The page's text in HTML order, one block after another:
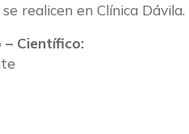
realicen en Clínica Dávila.
Científico: